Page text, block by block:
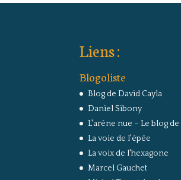
Liens :
Blogoliste
Blog de David Cayla
Daniel Sibony
L'arêne nue – Le blog
La voie de l'épée
La voix de l'hexagone
Marcel Gauchet